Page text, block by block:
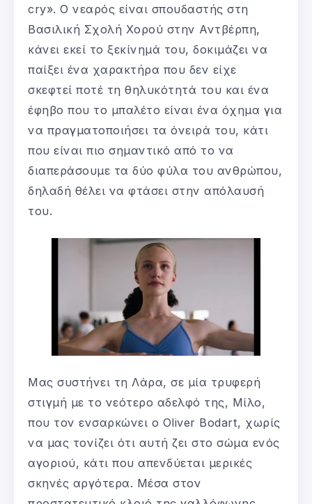
cry». Ο νεαρός είναι σπουδαστής στη
Βασιλική Σχολή Χορού στην Αντβέρπη,
κάνει εκεί το ξεκίνημά του, δοκιμάζει να
παίξει ένα χαρακτήρα που δεν είχε
σκεφτεί ποτέ τη θηλυκότητά του και ένα
έφηβο που το μπαλέτο είναι ένα όχημα για
να πραγματοποιήσει τα όνειρά του, κάτι
που είναι πιο σημαντικό από το να
διαπεράσουμε τα δύο φύλα του ανθρώπου,
δηλαδή θέλει να φτάσει στην απόλαυσή
του.
Μας συστήνει τη Λάρα, σε μία τρυφερή
στιγμή με το νεότερο αδελφό της, Μίλο,
που τον ενσαρκώνει ο Oliver Bodart, χωρίς
να μας τονίζει ότι αυτή ζει στο σώμα ενός
αγοριού, κάτι που απενδύεται μερικές
σκηνές αργότερα. Μέσα στον